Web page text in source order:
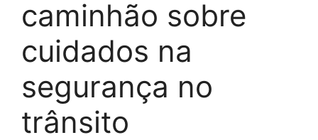
caminhão sobre
cuidados na
segurança no
trânsito